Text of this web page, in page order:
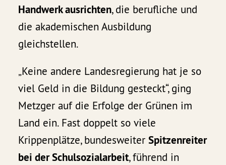
Handwerk ausrichten, die berufliche und
die akademischen Ausbildung
gleichstellen.
„Keine andere Landesregierung hat je so
viel Geld in die Bildung gesteckt“, ging
Metzger auf die Erfolge der Grünen im
Land ein. Fast doppelt so viele
Krippenplätze, bundesweiterSpitzenreiter
bei der Schulsozialarbeit, führend in